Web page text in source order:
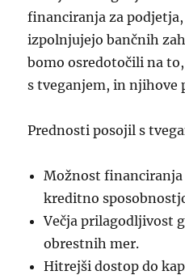
financiranja za
izpolnjujejo bančnih
bomo osredotočili na
s tveganjem, in njihove
Prednosti posojil s
Možnost
kreditno
Večja prilagodljivost
obrestnih mer.
Hitrejši dostop do